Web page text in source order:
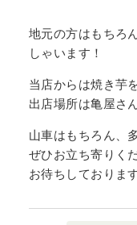
地元の方はもちろ
しゃいます！
当店からは焼き芋
出店場所は亀屋さ
山車はもちろん、
ぜひお立ち寄りく
お待ちしておりま